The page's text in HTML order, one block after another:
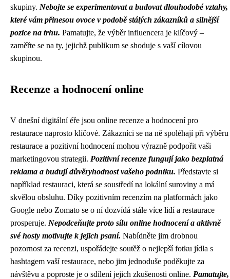
skupiny. Nebojte se experimentovat a budovat dlouhodobé vztahy,
které vám přinesou ovoce v podobě stálých zákazníků a silnější
pozice na trhu. Pamatujte, že výběr influencera je klíčový –
zaměřte se na ty, jejichž publikum se shoduje s vaší cílovou
skupinou.
Recenze a hodnocení online
V dnešní digitální éře jsou online recenze a hodnocení pro
restaurace naprosto klíčové. Zákazníci se na ně spoléhají při výběru
restaurace a pozitivní hodnocení mohou výrazně podpořit vaši
marketingovou strategii. Pozitivní recenze fungují jako bezplatná
reklama a budují důvěryhodnost vašeho podniku. Představte si
například restauraci, která se soustředí na lokální suroviny a má
skvělou obsluhu. Díky pozitivním recenzím na platformách jako
Google nebo Zomato se o ní dozvídá stále více lidí a restaurace
prosperuje. Nepodceňujte proto sílu online hodnocení a aktivně
své hosty motivujte k jejich psaní. Nabídněte jim drobnou
pozornost za recenzi, uspořádejte soutěž o nejlepší fotku jídla s
hashtagem vaší restaurace, nebo jim jednoduše poděkujte za
návštěvu a poproste je o sdílení jejich zkušenosti online. Pamatujte,